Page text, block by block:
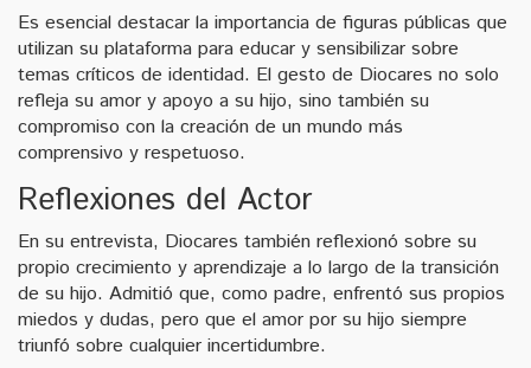
Es esencial destacar la importancia de figuras públicas que
utilizan su plataforma para educar y sensibilizar sobre
temas críticos de identidad. El gesto de Diocares no solo
refleja su amor y apoyo a su hijo, sino también su
compromiso con la creación de un mundo más
comprensivo y respetuoso.
Reflexiones del Actor
En su entrevista, Diocares también reflexionó sobre su
propio crecimiento y aprendizaje a lo largo de la transición
de su hijo. Admitió que, como padre, enfrentó sus propios
miedos y dudas, pero que el amor por su hijo siempre
triunfó sobre cualquier incertidumbre.